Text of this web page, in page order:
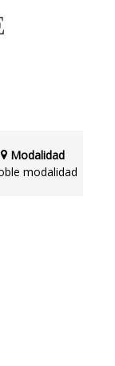
Modalidad
modalidad